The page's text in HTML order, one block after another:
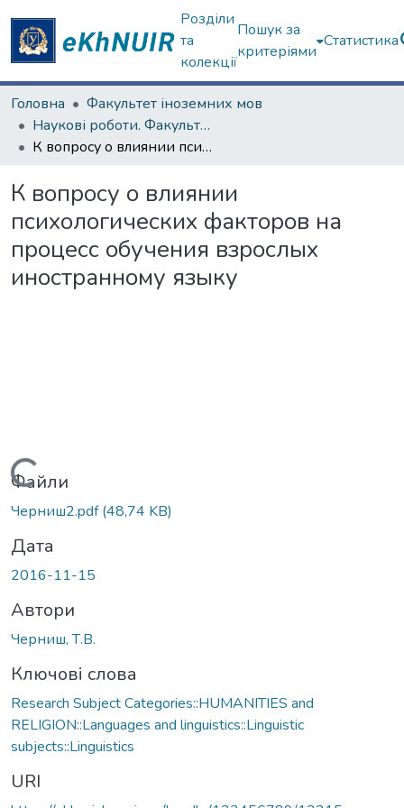
Розділи
та
колекції
Пошук за
критеріями
Статистика
Головна
Факультет іноземних мов
Наукові роботи. Факультет іноземних мов
К вопросу о влиянии психологических факторов на процесс обучения взрослых иностранному языку
К вопросу о влиянии
психологических факторов на
процесс обучения взрослых
иностранному языку
Вантажиться...
Файли
Черниш2.pdf(48,74 KB)
Дата
2016-11-15
Автори
Черниш, Т.В.
Ключові слова
Research Subject Categories::HUMANITIES and
RELIGION::Languages and linguistics::Linguistic
subjects::Linguistics
URI